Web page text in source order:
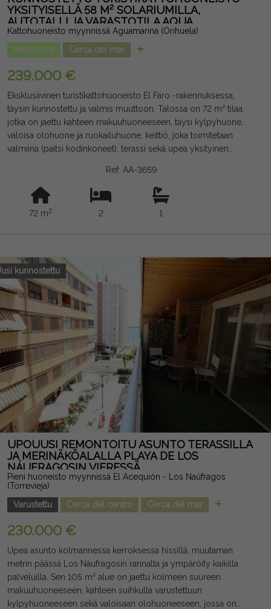
YKSITYISELLÄ 58 M² SOLARIUMILLA,
AUTOTALLI JA VARASTOTILA AQUA
MARINASSA
Kattohuoneisto myynnissä Aguamarina (Orihuela)
Penthouse
Cerca del mar
239.000 €
Eksklusiivinen turistikattohuoneisto El Faro -rakennuksessa,
täysin kunnostettu ja valmis muuttoon. Talossa on 72 m² tilaa,
jotka on jaettu kahteen makuuhuoneeseen, täysi kylpyhuone,
valoisa olohuone ja ruokailuhuone, keittiö, joka toimitetaan
valmiina (paitsi kodinkoneet), terassi sekä upea yksityinen
rentoutumisalueen luomiseen tai porealtaan asentamiseen.
Rakennuksessa on autotallitila ja varastotila, mikä tekee siitä
upean mahdollisuuden sekä lomakohteena että korkean tuoton
sijoituksena. Oikeudellinen huomautus: Maksut ja verot eivät
Ref: AA-3659
72 m2 2 1
kunnostettu
UPOUUSI REMONTOITU ASUNTO TERASSILLA
JA MERINÄKÖALALLA PLAYA DE LOS
NÁUFRAGOSIN VIERESSÄ
Pieni huoneisto myynnissä El Acequión - Los Naúfragos
(Torrevieja)
Varustettu
Cerca del centro Cerca del mar
230.000 €
Upea asunto kolmannessa kerroksessa hissillä, muutaman
metrin päässä Los Náufragosin rannalta ja ympäröity kaikilla
palveluilla. Sen 105 m² alue on jaettu kolmeen suureen
makuuhuoneeseen, kahteen suihkulla varustettuun
kylpyhuoneeseen sekä valoisaan olohuoneeseen, jossa on